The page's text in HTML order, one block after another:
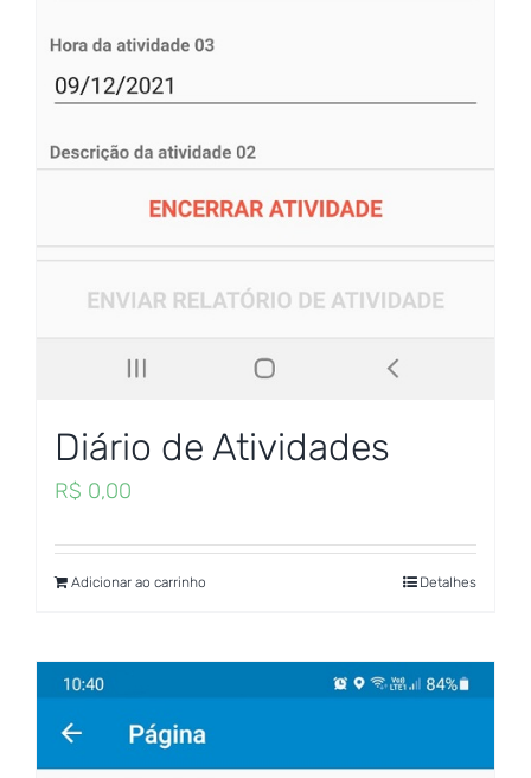
Diário de Atividades
R$ 0,00
Adicionar ao carrinho Detalhes